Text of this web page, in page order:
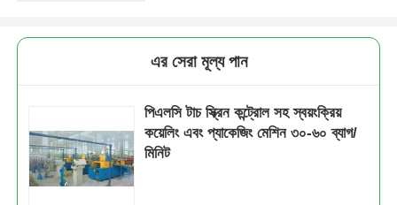
রিওয়াইন্ডিং মেশিন
যন্ত্রপাতি সরিয়ে ফেলা
এর সেরা মূল্য পান
পিএলসি টাচ স্ক্রিন কন্ট্রোল সহ স্বয়ংক্রিয়
কয়েলিং এবং প্যাকেজিং মেশিন ৩০-৬০ ব্যাগ/
মিনিট